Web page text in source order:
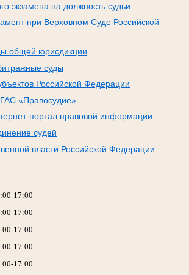
экзамена на должность судьи
при Верховном Суде Российской
общей юрисдикции
суды
Российской Федерации
«Правосудие»
портал правовой информации
судей
власти Российской Федерации
17:00
17:00
17:00
17:00
17:00